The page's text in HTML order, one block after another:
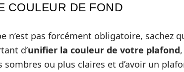
COULEUR DE FOND
n’est pas forcément obligatoire, sachez
d’unifier la couleur de votre plafond
sombres ou plus claires et d’avoir un